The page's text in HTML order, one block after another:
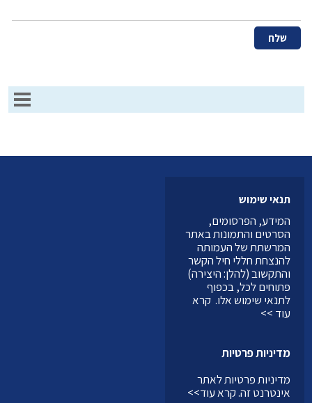
תנאי שימוש
המידע, הפרסומים,
הסרטים והתמונות באתר
המרשתת של העמותה
להנצחת חללי חיל הקשר
והתקשוב (להלן: היצירה)
פתוחים לכל, בכפוף
לתנאי שימוש אלו.קרא
עוד >>
מדיניות פרטיות
מדיניות פרטיות לאתר
אינטרנט זה.קרא עוד>>